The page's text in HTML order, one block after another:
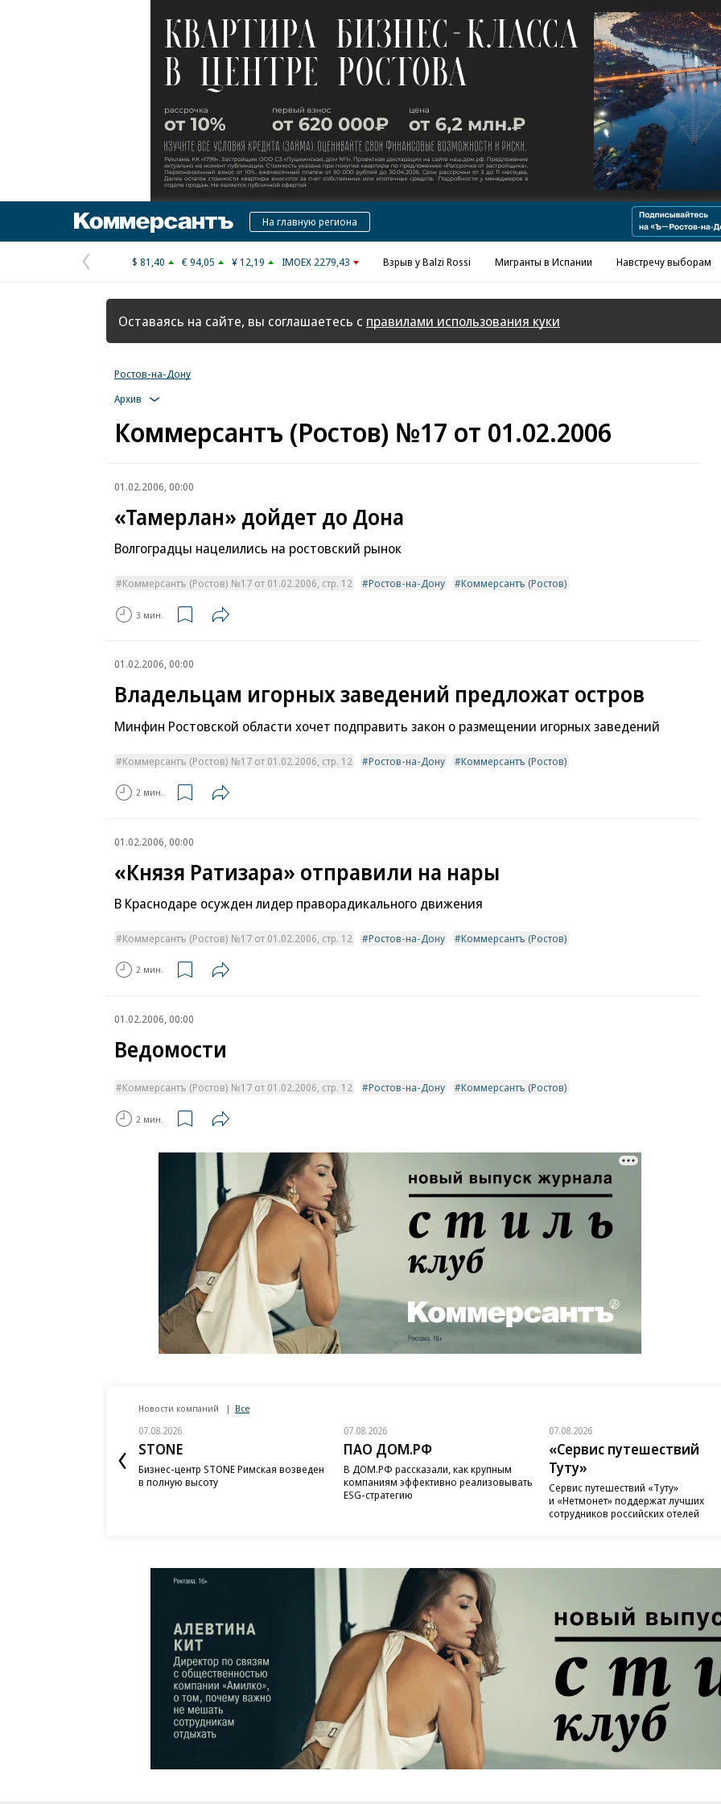
Реклама в «Ъ» www.kommersant.ru/ad
КоммерсантъНа главную региона
Предыдущая
страница
$ 81,40 € 94,05 ¥ 12,19 IMOEX 2279,43 Взрыв у Balzi Rossi Мигранты в Испании Навстречу выборам
Оставаясь на сайте, вы соглашаетесь с правилами использования куки
Ростов-на-Дону
Архив
Коммерсантъ (Ростов) №17 от 01.02.2006
01.02.2006, 00:00
«Тамерлан» дойдет до Дона
Волгоградцы нацелились на ростовский рынок
Коммерсантъ (Ростов) №17 от 01.02.2006, стр. 12 Ростов-на-Дону Коммерсантъ (Ростов)
3 мин.
01.02.2006, 00:00
Владельцам игорных заведений предложат остров
Минфин Ростовской области хочет подправить закон о размещении игорных заведений
Коммерсантъ (Ростов) №17 от 01.02.2006, стр. 12 Ростов-на-Дону Коммерсантъ (Ростов)
2 мин.
01.02.2006, 00:00
«Князя Ратизара» отправили на нары
В Краснодаре осужден лидер праворадикального движения
Коммерсантъ (Ростов) №17 от 01.02.2006, стр. 12 Ростов-на-Дону Коммерсантъ (Ростов)
2 мин.
01.02.2006, 00:00
Ведомости
Коммерсантъ (Ростов) №17 от 01.02.2006, стр. 12 Ростов-на-Дону Коммерсантъ (Ростов)
2 мин.
Новости компаний Все
07.08.2026
STONE
Бизнес-центр STONE Римская возведен
в полную высоту
07.08.2026
ПАО ДОМ.РФ
В ДОМ.РФ рассказали, как крупным
компаниям эффективно реализовывать
ESG-стратегию
07.08.2026
«Сервис путешествий
Туту»
Сервис путешествий «Туту»
и «Нетмонет» поддержат лучших
сотрудников российских отелей